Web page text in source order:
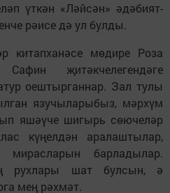
үткән «Ләйсән» әдәбият-
рәисе дә ул булды.
китапханәсе мөдире Роза
җитәкчелегендәге
оештырганнар. Зал тулы
язучыларыбыз, мәрхүм
яшәүче шигырь сөючеләр
күңелдән аралаштылар,
барладылар.
рухлары шат булсын, ә
мең рәхмәт.